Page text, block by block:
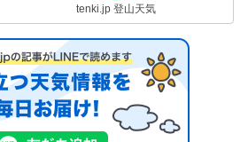
tenki.jp 登山天気